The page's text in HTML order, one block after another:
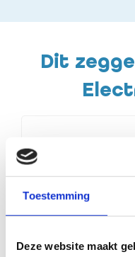
Toestemming
Deze website maakt
Dit
een competente,